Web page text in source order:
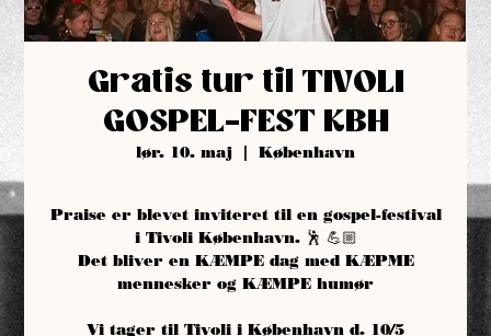
Gratis tur til TIVOLI
GOSPEL-FEST KBH
lør. 10. maj København
Praise er blevet inviteret til en gospel-festival
i Tivoli København. 🕺 💪🏼
Det bliver en KÆMPE dag med KÆPME
mennesker og KÆMPE humør
Vi tager til Tivoli i København d. 10/5